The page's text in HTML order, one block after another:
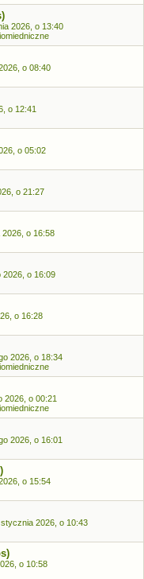
2026, o 13:40
o 08:40
o 12:41
o 05:02
o 21:27
2026, o 16:58
2026, o 16:09
o 16:28
2026, o 18:34
2026, o 00:21
2026, o 16:01
o 15:54
stycznia 2026, o 10:43
o 10:58